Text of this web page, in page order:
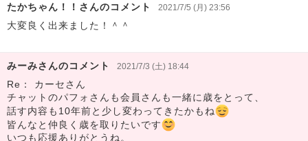
たかちゃん！！さんのコメント 2021/7/5 (月) 23:56
大変良く出来ました！＾＾
みーみさんのコメント 2021/7/3 (土) 18:44
Re： カーセさん
チャットのパフォさんも会員さんも一緒に歳をとって、
話す内容も10年前と少し変わってきたかもね
皆んなと仲良く歳を取りたいです
いつも応援ありがとうね。